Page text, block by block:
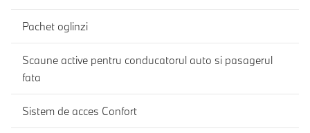
Pachet oglinzi
Scaune active pentru conducatorul auto si pasagerul
fata
Sistem de acces Confort